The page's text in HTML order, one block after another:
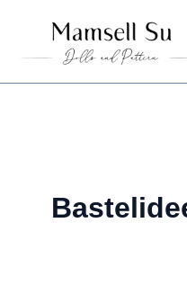
springen